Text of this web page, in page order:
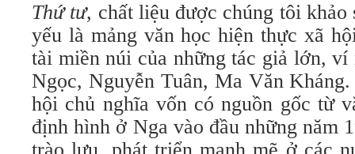
Thứ tư, chất liệu được chúng tôi khảo
yếu là mảng văn học hiện thực xã
tài miền núi của những tác giả lớn,
Ngọc, Nguyễn Tuân, Ma Văn
hội chủ nghĩa vốn có nguồn gốc từ
định hình ở Nga vào đầu những năm